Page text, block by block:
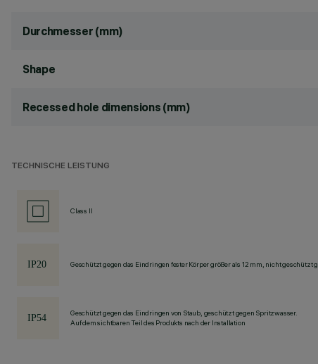
Durchmesser (mm)
Shape
Recessed hole dimensions (mm)
TECHNISCHE LEISTUNG
Class II
Geschützt gegen das Eindringen fester Körper größer als 12 mm, nicht geschützt
Geschützt gegen das Eindringen von Staub, geschützt gegen Spritzwasser.
Auf dem sichtbaren Teil des Produkts nach der Installation